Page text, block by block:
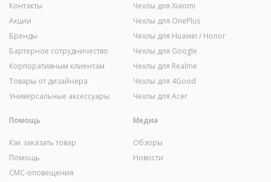
Контакты
Акции
Бренды
Бартерное сотрудничество
Корпоративным клиентам
Товары от дизайнера
Универсальные аксессуары
Чехлы для Xiaomi
Чехлы для OnePlus
Чехлы для Huawei / Honor
Чехлы для Google
Чехлы для Realme
Чехлы для 4Good
Чехлы для Acer
Помощь
Как заказать товар
Помощь
СМС-оповещения
Медиа
Обзоры
Новости